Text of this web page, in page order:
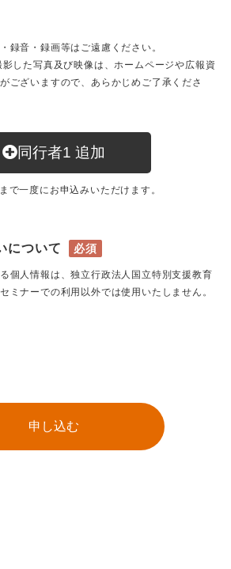
録音・録画等はご遠慮ください。
影した写真及び映像は、ホームページや広報資
ございますので、あらかじめご了承くださ
同行者1 追加
で一度にお申込みいただけます。
について 必須
個人情報は、独立行政法人国立特別支援教育
ミナーでの利用以外では使用いたしません。
申し込む